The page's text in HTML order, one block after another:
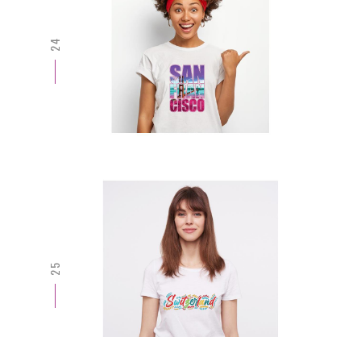
24
25